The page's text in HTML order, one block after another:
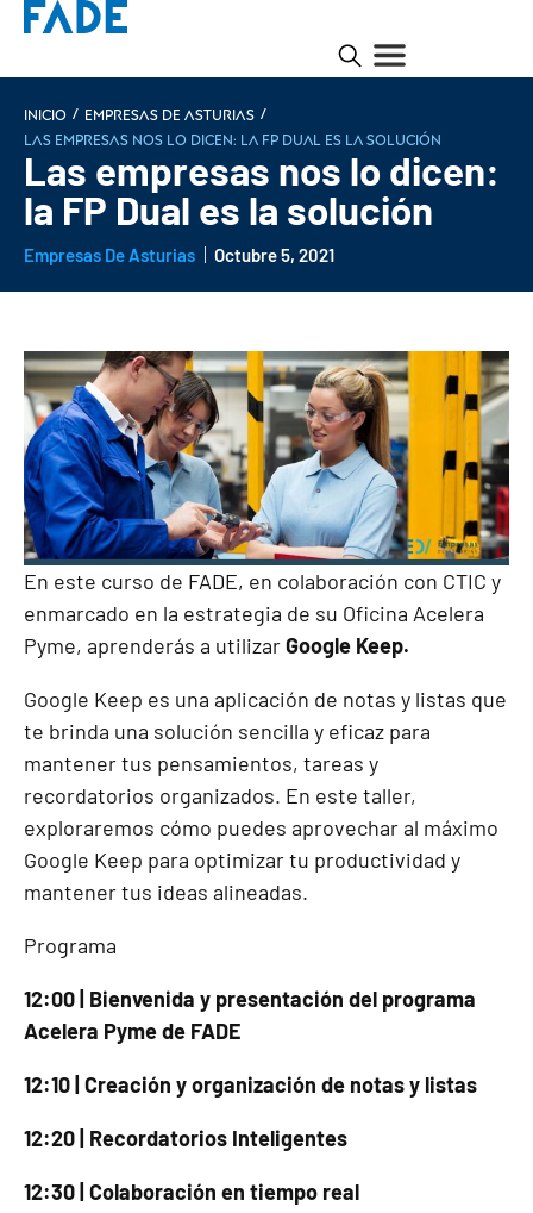
INICIO / Empresas de Asturias /
Las empresas nos lo dicen: la FP Dual es la solución
Las empresas nos lo dicen:
la FP Dual es la solución
Empresas De Asturias Octubre 5, 2021
En este curso de FADE, en colaboración con CTIC y
enmarcado en la estrategia de su Oficina Acelera
Pyme, aprenderás a utilizarGoogle Keep.
Google Keep es una aplicación de notas y listas que
te brinda una solución sencilla y eficaz para
mantener tus pensamientos, tareas y
recordatorios organizados. En este taller,
exploraremos cómo puedes aprovechar al máximo
Google Keep para optimizar tu productividad y
mantener tus ideas alineadas.
Programa
12:00 | Bienvenida y presentación del programa
Acelera Pyme de FADE
12:10 | Creación y organización de notas y listas
12:20 | Recordatorios Inteligentes
12:30 | Colaboración en tiempo real